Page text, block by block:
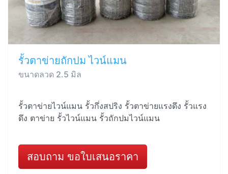
รั้วตาข่ายถักปม ไวน์แมน
ขนาดลวด 2.5 มิล
รั้วตาข่ายไวน์แมน รั้วกึ่งสปริง รั้วตาข่ายแรงดึง รั้วแรง
ดึง ตาข่าย รั้วไวน์แมน รั้วถักปมไวน์แมน
สอบถาม ขอใบเสนอราคา